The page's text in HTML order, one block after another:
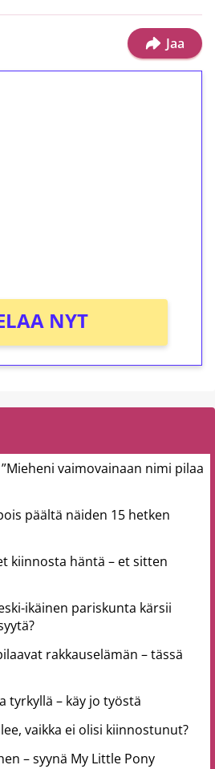
Jaa
NYT
vaimovainaan nimi pilaa
päältä näiden 15 hetken
kiinnosta häntä – et sitten
ikäinen pariskunta kärsii
rakkauselämän – tässä
tyrkyllä – käy jo työstä
vaikka ei olisi kiinnostunut?
– syynä My Little Pony